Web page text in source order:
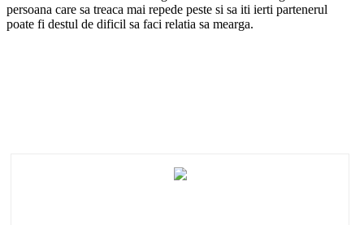
persoana care sa treaca mai repede peste si sa iti ierti partenerul
poate fi destul de dificil sa faci relatia sa mearga.